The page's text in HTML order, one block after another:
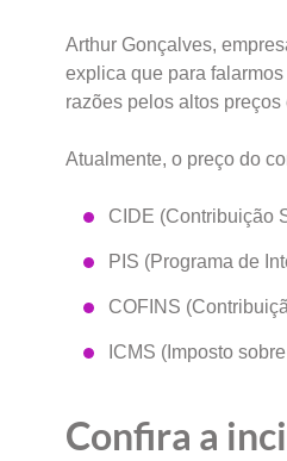
Arthur Gonçalves,
explica que para
razões pelos altos
Atualmente, o preço do
CIDE (Contribuição
PIS (Programa de
COFINS
ICMS (Imposto
Confira a